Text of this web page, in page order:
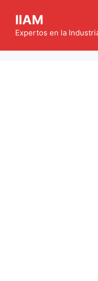
contenido
IIAM
Expertos en la